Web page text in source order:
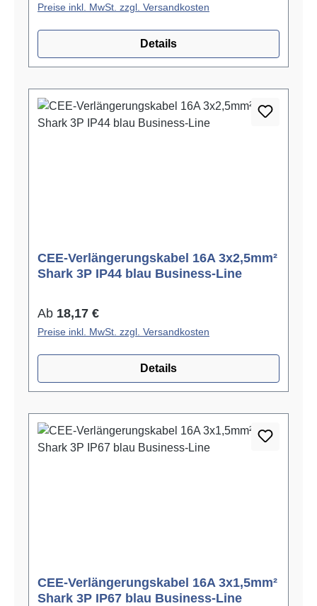
Preise inkl. MwSt. zzgl. Versandkosten
Details
CEE-Verlängerungskabel 16A 3x2,5mm²
Shark 3P IP44 blau Business-Line
Regulärer Preis:
Ab 18,17 €
Preise inkl. MwSt. zzgl. Versandkosten
Details
CEE-Verlängerungskabel 16A 3x1,5mm²
Shark 3P IP67 blau Business-Line